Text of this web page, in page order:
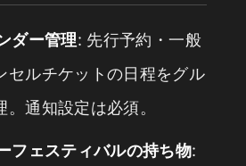
ダー管理: 先行予約・一般
セルチケットの日程をグル
。通知設定は必須。
フェスティバルの持ち物: